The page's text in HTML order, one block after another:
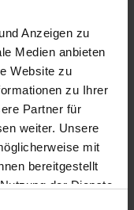
Anzeigen zu
Medien anbieten
Website zu
zu Ihrer
Partner für
weiter. Unsere
mit
bereitgestellt
der Dienste